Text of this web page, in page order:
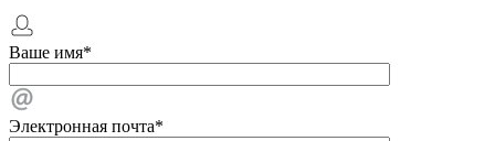
Ваше имя*
Электронная почта*